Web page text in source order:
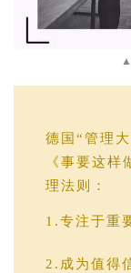
▲
德国“管理
《事要这
理法则：
1.专注于重
2.成为值得